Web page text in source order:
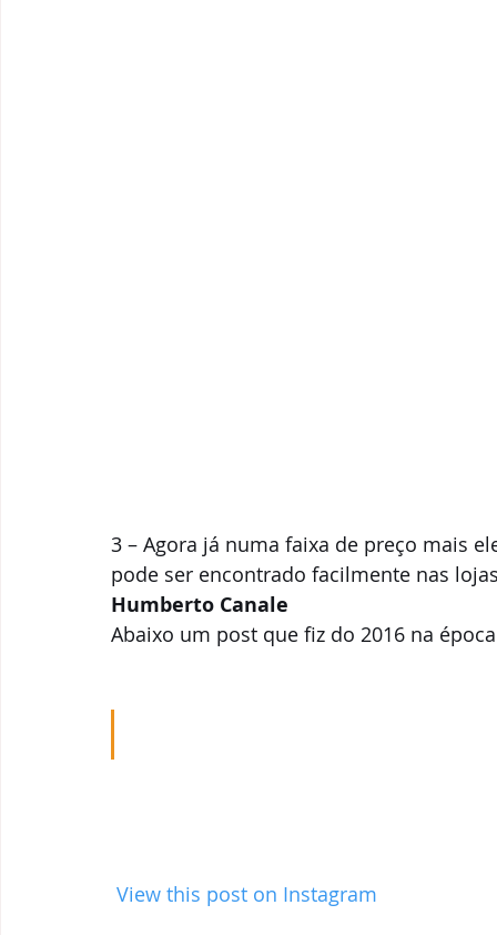
3 – Agora já numa faixa de preço mais
pode ser encontrado facilmente nas
Humberto Canale
Abaixo um post que fiz do 2016 na
View this post on Instagram